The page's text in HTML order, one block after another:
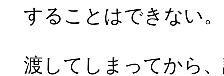
することはできない。
渡してしまってから